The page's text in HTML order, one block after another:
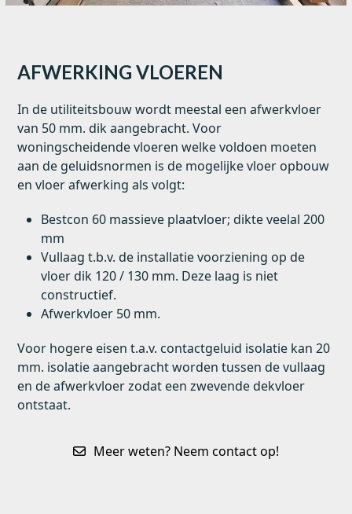
AFWERKING VLOEREN
In de utiliteitsbouw wordt meestal een afwerkvloer
van 50 mm. dik aangebracht. Voor
woningscheidende vloeren welke voldoen moeten
aan de geluidsnormen is de mogelijke vloer opbouw
en vloer afwerking als volgt:
Bestcon 60 massieve plaatvloer; dikte veelal 200
mm
Vullaag t.b.v. de installatie voorziening op de
vloer dik 120 / 130 mm. Deze laag is niet
constructief.
Afwerkvloer 50 mm.
Voor hogere eisen t.a.v. contactgeluid isolatie kan 20
mm. isolatie aangebracht worden tussen de vullaag
en de afwerkvloer zodat een zwevende dekvloer
ontstaat.
Meer weten? Neem contact op!